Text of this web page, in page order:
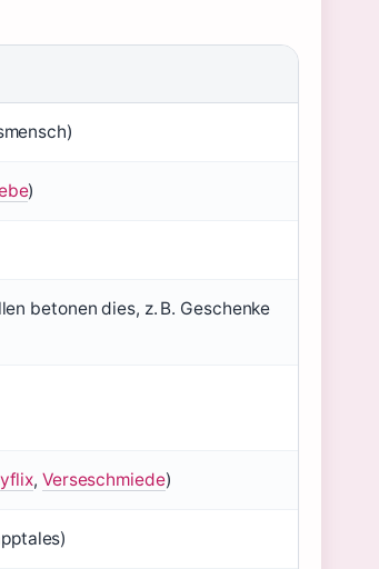
)
betonen dies, z. B. Geschenke
, Verseschmiede)